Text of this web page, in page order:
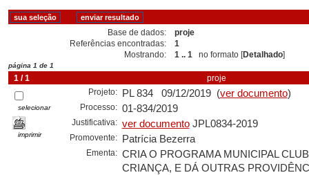
Base de dados:
proje
Referências encontradas:
1
Mostrando:
1 .. 1 no formato [Detalhado]
página 1 de 1
1 / 1 proje
selecionar
imprimir
Projeto: PL 834 09/12/2019 (ver documento)
Processo: 01-834/2019
Justificativa: ver documentoJPL0834-2019
Promovente: Patrícia Bezerra
Ementa: CRIA O PROGRAMA MUNICIPAL
CRIANÇA, E DÁ OUTRAS